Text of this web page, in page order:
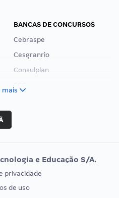
BANCAS DE CONCURSOS
Cebraspe
Cesgranrio
Consulplan
Vunesp
EXAME DE ORDEM
mais
e Educação S/A.
privacidade
de uso